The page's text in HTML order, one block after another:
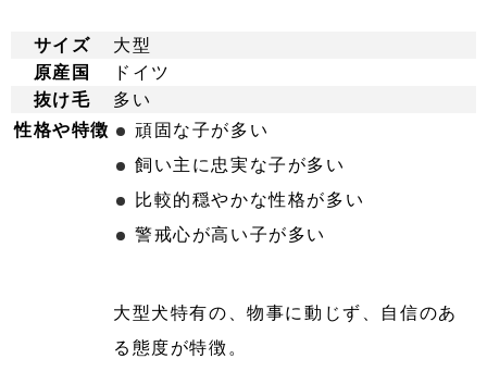
サイズ
大型
原産国
ドイツ
抜け毛
多い
性格や特徴
頑固な子が多い
飼い主に忠実な子が多い
比較的穏やかな性格が多い
警戒心が高い子が多い
大型犬特有の、物事に動じず、自信のあ
る態度が特徴。